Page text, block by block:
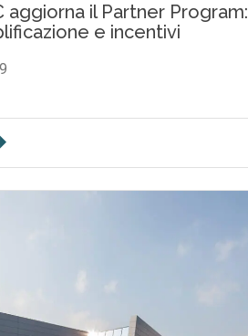
aggiorna il Partner Program:
e incentivi